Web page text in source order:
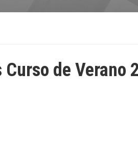
de Verano